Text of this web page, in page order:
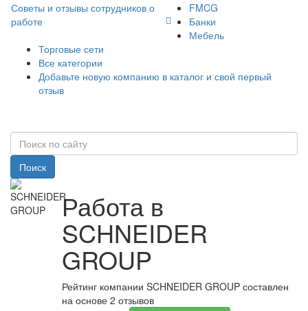
Советы и отзывы сотрудников о
работе
FMCG
Банки
Мебель
Торговые сети
Все категории
Добавьте новую компанию в каталог и свой первый
отзыв
Поиск
Работа в
SCHNEIDER
GROUP
Рейтинг компании SCHNEIDER GROUP составлен
на основе 2 отзывов